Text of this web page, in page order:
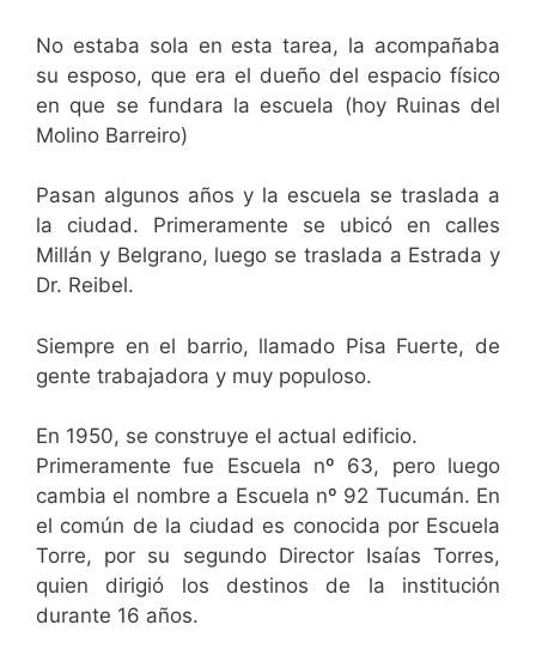
No estaba sola en esta tarea, la acompañaba
su esposo, que era el dueño del espacio físico
en que se fundara la escuela (hoy Ruinas del
Molino Barreiro)
Pasan algunos años y la escuela se traslada a
la ciudad. Primeramente se ubicó en calles
Millán y Belgrano, luego se traslada a Estrada y
Dr. Reibel.
Siempre en el barrio, llamado Pisa Fuerte, de
gente trabajadora y muy populoso.
En 1950, se construye el actual edificio.
Primeramente fue Escuela nº 63, pero luego
cambia el nombre a Escuela nº 92 Tucumán. En
el común de la ciudad es conocida por Escuela
Torre, por su segundo Director Isaías Torres,
quien dirigió los destinos de la institución
durante 16 años.